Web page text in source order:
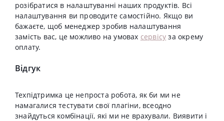
розібратися в налаштуванні наших продуктів. Всі
налаштування ви проводите самостійно. Якщо ви
бажаєте, щоб менеджер зробив налаштування
замість вас, це можливо на умовах сервісу за окрему
оплату.
Відгук
Техпідтримка це непроста робота, як би ми не
намагалися тестувати свої плагіни, всеодно
знайдуться комбінації, які ми не врахували. Виявити і